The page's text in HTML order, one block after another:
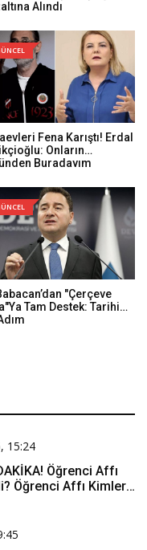
Alındı
Fena Karıştı! Erdal
Onların
Buradayım
"Çerçeve
Tam Destek: Tarihi
15:24
Öğrenci Affı
Öğrenci Affı Kimleri